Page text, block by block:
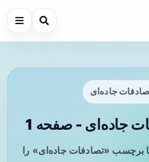
جاده‌ای
جاده‌ای - صفحه 1
برچسب «تصادفات جاده‌ای» را